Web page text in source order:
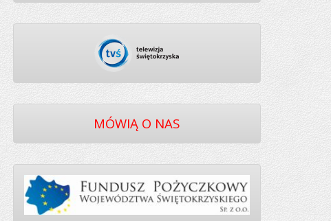
MÓWIĄ O NAS